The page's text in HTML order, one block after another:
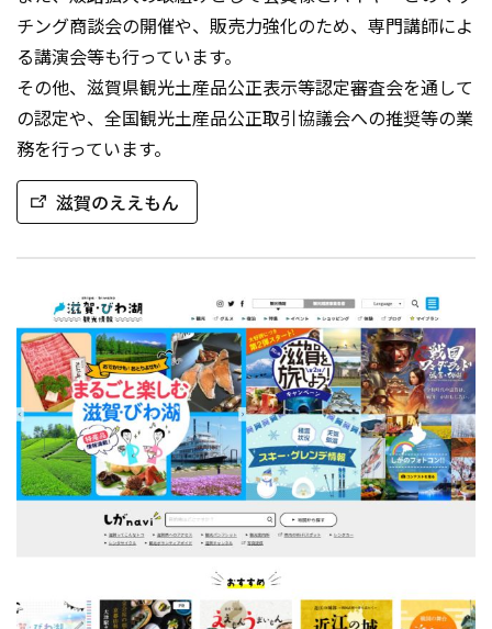
チング商談会の開催や、販売力強化のため、専門講師によ
る講演会等も行っています。
その他、滋賀県観光土産品公正表示等認定審査会を通して
の認定や、全国観光土産品公正取引協議会への推奨等の業
務を行っています。
滋賀のええもん